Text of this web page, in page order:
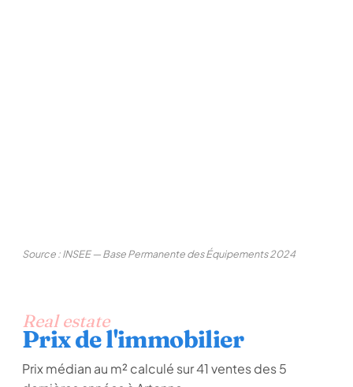
Source : INSEE — Base Permanente des Équipements 2024
Real estate
Prix de l'immobilier
Prix médian au m² calculé sur 41 ventes des 5